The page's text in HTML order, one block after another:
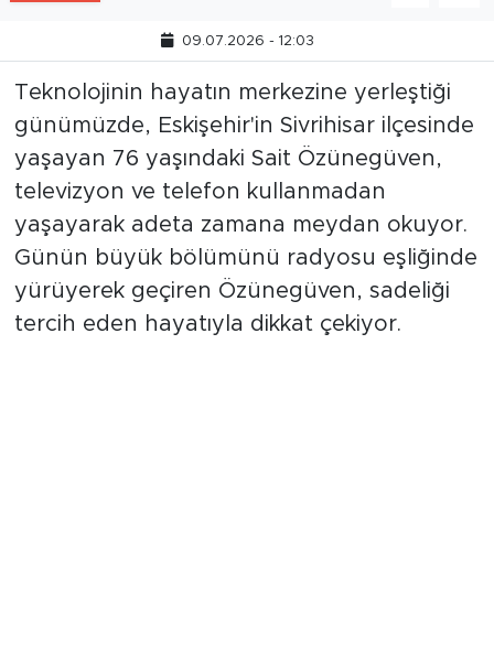
09.07.2026 - 12:03
Teknolojinin hayatın merkezine yerleştiği
günümüzde, Eskişehir'in Sivrihisar ilçesinde
yaşayan 76 yaşındaki Sait Özünegüven,
televizyon ve telefon kullanmadan
yaşayarak adeta zamana meydan okuyor.
Günün büyük bölümünü radyosu eşliğinde
yürüyerek geçiren Özünegüven, sadeliği
tercih eden hayatıyla dikkat çekiyor.